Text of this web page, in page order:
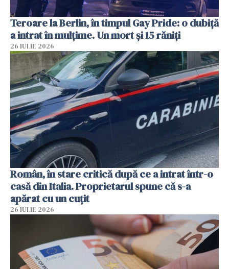
Teroare la Berlin, în timpul Gay Pride: o dubiță
a intrat în mulțime. Un mort și 15 răniți
26 IULIE 2026
Român, în stare critică după ce a intrat într-o
casă din Italia. Proprietarul spune că s-a
apărat cu un cuțit
26 IULIE 2026